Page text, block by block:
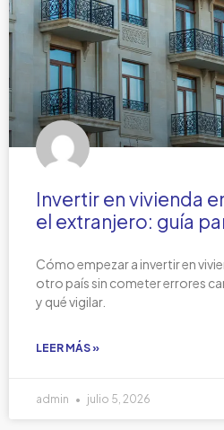
Invertir en vivienda
el extranjero: guía
Cómo empezar a invertir en
otro país sin cometer errores
y qué vigilar.
LEER MÁS »
admin julio 5, 2026